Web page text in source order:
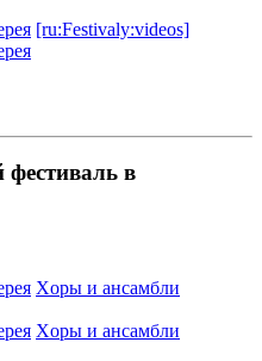
[ru:Festivaly:videos]
в
Xоры и ансамбли
Xоры и ансамбли